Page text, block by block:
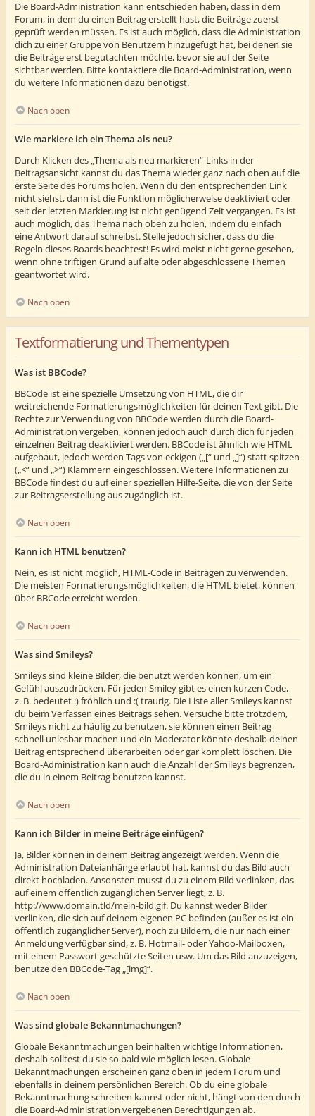
Die Board-Administration kann entschieden haben, dass in dem
Forum, in dem du einen Beitrag erstellt hast, die Beiträge zuerst
geprüft werden müssen. Es ist auch möglich, dass die Administration
dich zu einer Gruppe von Benutzern hinzugefügt hat, bei denen sie
die Beiträge erst begutachten möchte, bevor sie auf der Seite
sichtbar werden. Bitte kontaktiere die Board-Administration, wenn
du weitere Informationen dazu benötigst.
Nach oben
Wie markiere ich ein Thema als neu?
Durch Klicken des „Thema als neu markieren“-Links in der
Beitragsansicht kannst du das Thema wieder ganz nach oben auf die
erste Seite des Forums holen. Wenn du den entsprechenden Link
nicht siehst, dann ist die Funktion möglicherweise deaktiviert oder
seit der letzten Markierung ist nicht genügend Zeit vergangen. Es ist
auch möglich, das Thema nach oben zu holen, indem du einfach
eine Antwort darauf schreibst. Stelle jedoch sicher, dass du die
Regeln dieses Boards beachtest! Es wird meist nicht gerne gesehen,
wenn ohne triftigen Grund auf alte oder abgeschlossene Themen
geantwortet wird.
Nach oben
Textformatierung und Thementypen
Was ist BBCode?
BBCode ist eine spezielle Umsetzung von HTML, die dir
weitreichende Formatierungsmöglichkeiten für deinen Text gibt. Die
Rechte zur Verwendung von BBCode werden durch die Board-
Administration vergeben, können jedoch auch durch dich für jeden
einzelnen Beitrag deaktiviert werden. BBCode ist ähnlich wie HTML
aufgebaut, jedoch werden Tags von eckigen („[“ und „]“) statt spitzen
(„<“ und „>“) Klammern eingeschlossen. Weitere Informationen zu
BBCode findest du auf einer speziellen Hilfe-Seite, die von der Seite
zur Beitragserstellung aus zugänglich ist.
Nach oben
Kann ich HTML benutzen?
Nein, es ist nicht möglich, HTML-Code in Beiträgen zu verwenden.
Die meisten Formatierungsmöglichkeiten, die HTML bietet, können
über BBCode erreicht werden.
Nach oben
Was sind Smileys?
Smileys sind kleine Bilder, die benutzt werden können, um ein
Gefühl auszudrücken. Für jeden Smiley gibt es einen kurzen Code,
z. B. bedeutet :) fröhlich und :( traurig. Die Liste aller Smileys kannst
du beim Verfassen eines Beitrags sehen. Versuche bitte trotzdem,
Smileys nicht zu häufig zu benutzen, sie können einen Beitrag
schnell unlesbar machen und ein Moderator könnte deshalb deinen
Beitrag entsprechend überarbeiten oder gar komplett löschen. Die
Board-Administration kann auch die Anzahl der Smileys begrenzen,
die du in einem Beitrag benutzen kannst.
Nach oben
Kann ich Bilder in meine Beiträge einfügen?
Ja, Bilder können in deinem Beitrag angezeigt werden. Wenn die
Administration Dateianhänge erlaubt hat, kannst du das Bild auch
direkt hochladen. Ansonsten musst du zu einem Bild verlinken, das
auf einem öffentlich zugänglichen Server liegt, z. B.
http://www.domain.tld/mein-bild.gif. Du kannst weder Bilder
verlinken, die sich auf deinem eigenen PC befinden (außer es ist ein
öffentlich zugänglicher Server), noch zu Bildern, die nur nach einer
Anmeldung verfügbar sind, z. B. Hotmail- oder Yahoo-Mailboxen,
mit einem Passwort geschützte Seiten usw. Um das Bild anzuzeigen,
benutze den BBCode-Tag „[img]“.
Nach oben
Was sind globale Bekanntmachungen?
Globale Bekanntmachungen beinhalten wichtige Informationen,
deshalb solltest du sie so bald wie möglich lesen. Globale
Bekanntmachungen erscheinen ganz oben in jedem Forum und
ebenfalls in deinem persönlichen Bereich. Ob du eine globale
Bekanntmachung schreiben kannst oder nicht, hängt von den durch
die Board-Administration vergebenen Berechtigungen ab.